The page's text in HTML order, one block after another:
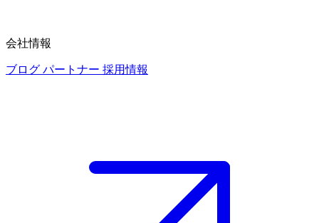
会社情報
ブログ パートナー 採用情報